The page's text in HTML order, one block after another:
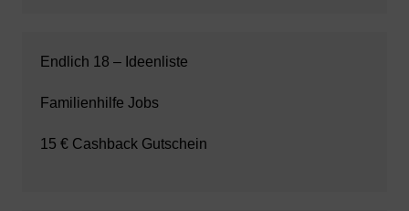
Endlich 18 – Ideenliste
Familienhilfe Jobs
15 € Cashback Gutschein